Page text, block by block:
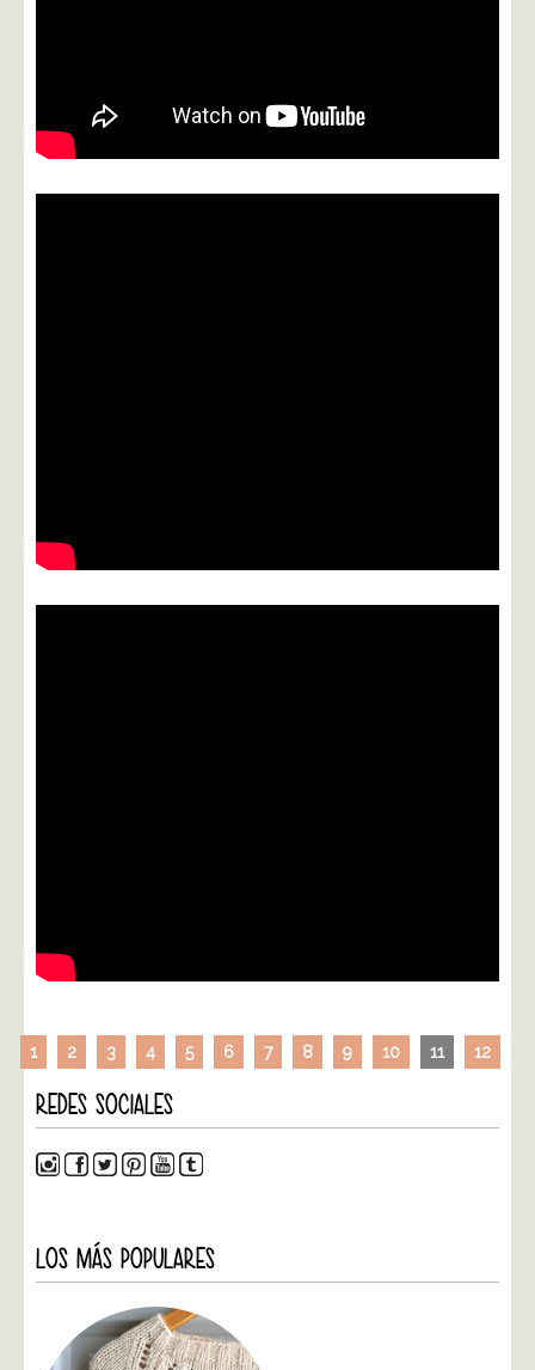
1 2 3 4 5 6 7 8 9 10 11 12
REDES SOCIALES
LOS MÁS POPULARES